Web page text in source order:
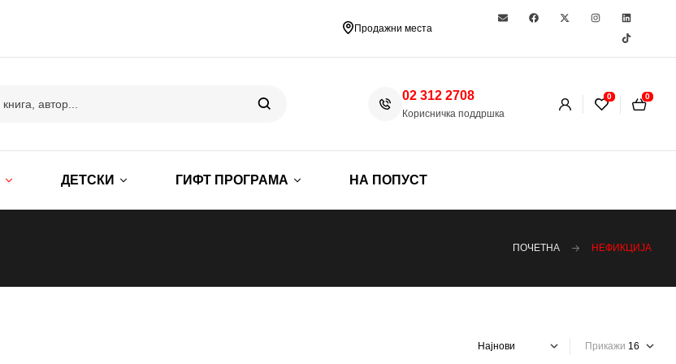
Продажни места
02 312 2708
Корисничка поддршка
0 0
ДЕТСКИ ГИФТ ПРОГРАМА НА ПОПУСТ
ПОЧЕТНА НЕФИКЦИЈА
Прикажи